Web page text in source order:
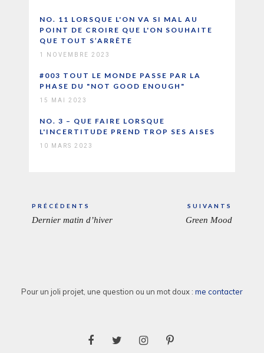
NO. 11 LORSQUE L'ON VA SI MAL AU
POINT DE CROIRE QUE L'ON SOUHAITE
QUE TOUT S’ARRÊTE
1 NOVEMBRE 2023
#003 TOUT LE MONDE PASSE PAR LA
PHASE DU "NOT GOOD ENOUGH"
15 MAI 2023
NO. 3 – QUE FAIRE LORSQUE
L'INCERTITUDE PREND TROP SES AISES
10 MARS 2023
Navigation
de
PRÉCÉDENTS
ARTICLE
Dernier matin d’hiver
SUIVANTS
Green Mood
Pour un joli projet, une question ou un mot doux : me contacter